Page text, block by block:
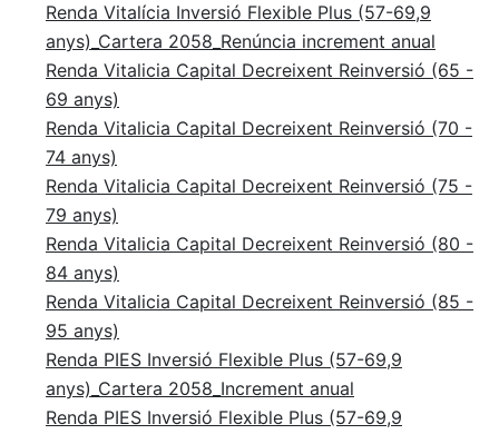
Renda Vitalícia Inversió Flexible Plus (57-69,9
anys)_Cartera 2058_Renúncia increment anual
Renda Vitalicia Capital Decreixent Reinversió (65 -
69 anys)
Renda Vitalicia Capital Decreixent Reinversió (70 -
74 anys)
Renda Vitalicia Capital Decreixent Reinversió (75 -
79 anys)
Renda Vitalicia Capital Decreixent Reinversió (80 -
84 anys)
Renda Vitalicia Capital Decreixent Reinversió (85 -
95 anys)
Renda PIES Inversió Flexible Plus (57-69,9
anys)_Cartera 2058_Increment anual
Renda PIES Inversió Flexible Plus (57-69,9